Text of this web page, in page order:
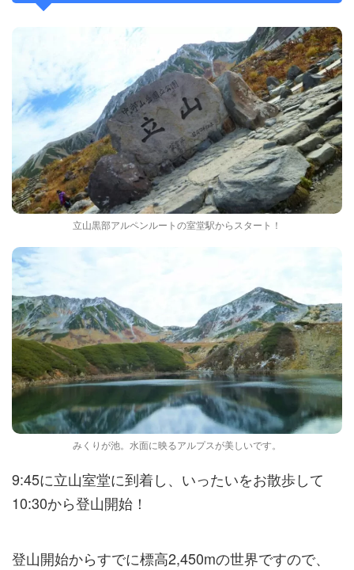
立山黒部アルペンルートの室堂駅からスタート！
みくりが池。水面に映るアルプスが美しいです。
9:45に立山室堂に到着し、いったいをお散歩して
10:30から登山開始！
登山開始からすでに標高2,450mの世界ですので、